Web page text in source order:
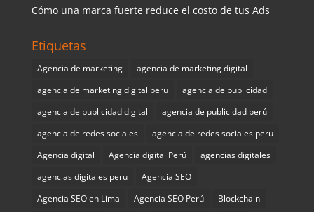
Cómo una marca fuerte reduce el costo de tus Ads
Etiquetas
Agencia de marketing
agencia de marketing digital
agencia de marketing digital peru
agencia de publicidad
agencia de publicidad digital
agencia de publicidad perú
agencia de redes sociales
agencia de redes sociales peru
Agencia digital
Agencia digital Perú
agencias digitales
agencias digitales peru
Agencia SEO
Agencia SEO en Lima
Agencia SEO Perú
Blockchain